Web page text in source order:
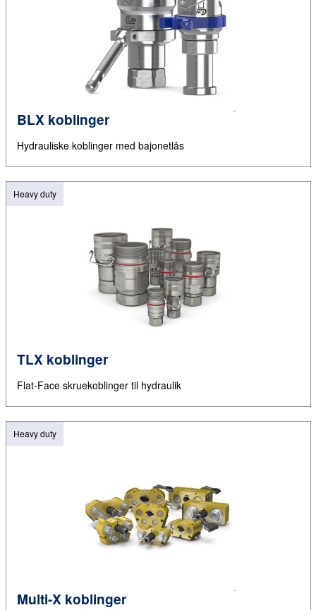
BLX koblinger
Hydrauliske koblinger med bajonetlås
Heavy duty
TLX koblinger
Flat-Face skruekoblinger til hydraulik
Heavy duty
Multi-X koblinger